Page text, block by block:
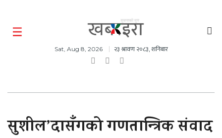
Sat, Aug 8, 2026 २३ श्रावण २०८३, शनिबार
सुशील’दासँगको गणतान्त्रिक संवाद